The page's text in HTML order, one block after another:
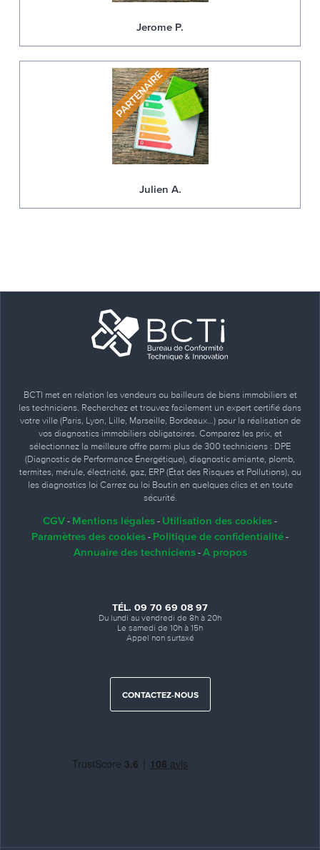
Jerome P.
Julien A.
BCTI met en relation les vendeurs ou bailleurs de biens immobiliers et
les techniciens. Recherchez et trouvez facilement un expert certifié dans
votre ville (Paris, Lyon, Lille, Marseille, Bordeaux…) pour la réalisation de
vos diagnostics immobiliers obligatoires. Comparez les prix, et
sélectionnez la meilleure offre parmi plus de 300 techniciens : DPE
(Diagnostic de Performance Énergétique), diagnostic amiante, plomb,
termites, mérule, électricité, gaz, ERP (État des Risques et Pollutions), ou
les diagnostics loi Carrez ou loi Boutin en quelques clics et en toute
sécurité.
CGV - Mentions légales - Utilisation des cookies -
Paramètres des cookies - Politique de confidentialité -
Annuaire des techniciens- A propos
TÉL. 09 70 69 08 97
Du lundi au vendredi de 8h à 20h
Le samedi de 10h à 15h
Appel non surtaxé
CONTACTEZ-NOUS